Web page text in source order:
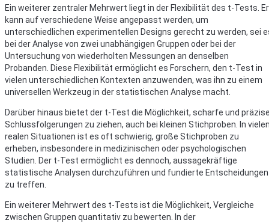
Ein weiterer zentraler Mehrwert liegt in der Flexibilität des t-Tests. Er
kann auf verschiedene Weise angepasst werden, um
unterschiedlichen experimentellen Designs gerecht zu werden, sei
bei der Analyse von zwei unabhängigen Gruppen oder bei der
Untersuchung von wiederholten Messungen an denselben
Probanden. Diese Flexibilität ermöglicht es Forschern, den t-Test in
vielen unterschiedlichen Kontexten anzuwenden, was ihn zu einem
universellen Werkzeug in der statistischen Analyse macht.
Darüber hinaus bietet der t-Test die Möglichkeit, scharfe und
Schlussfolgerungen zu ziehen, auch bei kleinen Stichproben. In
realen Situationen ist es oft schwierig, große Stichproben zu
erheben, insbesondere in medizinischen oder psychologischen
Studien. Der t-Test ermöglicht es dennoch, aussagekräftige
statistische Analysen durchzuführen und fundierte Entscheidungen
zu treffen.
Ein weiterer Mehrwert des t-Tests ist die Möglichkeit, Vergleiche
zwischen Gruppen quantitativ zu bewerten. In der